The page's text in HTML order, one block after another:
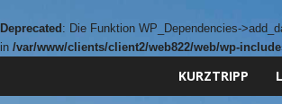
Deprecated : Die Funktion WP_Dependencies-
in /var/www/clients/client2/web822/web/wp-
KURZTRIPP